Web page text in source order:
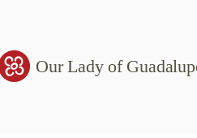
Our Lady of